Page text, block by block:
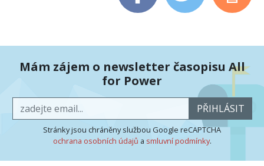
Mám zájem o newsletter časopisu All
for Power
PŘIHLÁSIT
Stránky jsou chráněny službou Google reCAPTCHA
ochrana osobních údajů a smluvní podmínky.